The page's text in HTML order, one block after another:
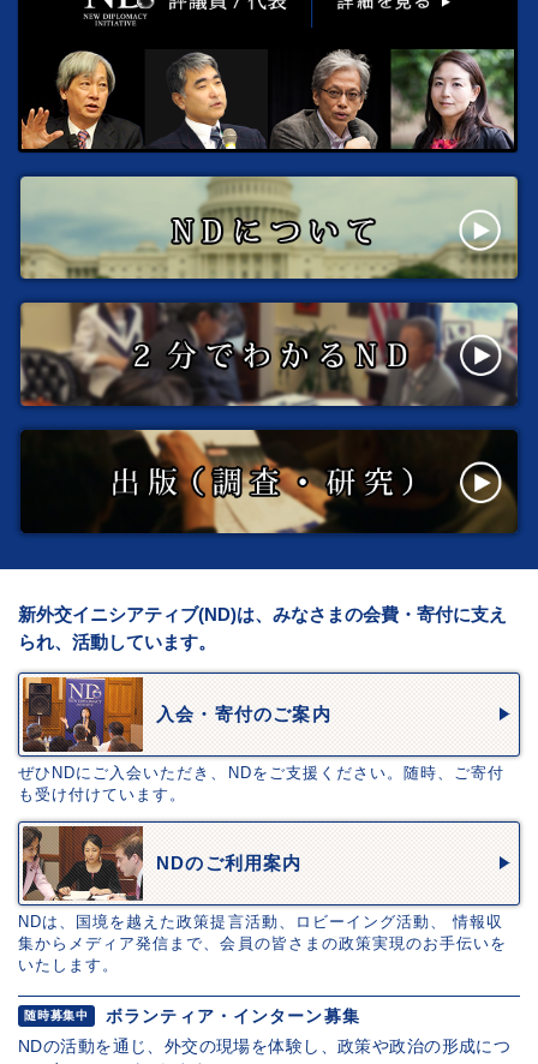
新外交イニシアティブ(ND)は、みなさまの会費・寄付に支え
られ、活動しています。
入会・寄付のご案内
ぜひNDにご入会いただき、NDをご支援ください。随時、ご寄付
も受け付けています。
NDのご利用案内
NDは、国境を越えた政策提言活動、ロビーイング活動、 情報収
集からメディア発信まで、会員の皆さまの政策実現のお手伝いを
いたします。
随時募集中
ボランティア・インターン募集
NDの活動を通じ、外交の現場を体験し、政策や政治の形成につ